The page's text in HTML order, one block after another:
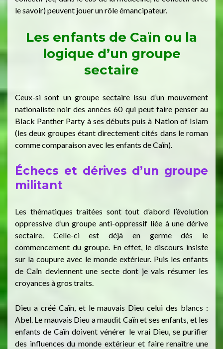
le savoir) peuvent jouer un rôle émancipateur.
Les enfants de Caïn ou la
logique d’un groupe
sectaire
Ceux-si sont un groupe sectaire issu d’un mouvement
nationaliste noir des années 60 qui peut faire penser au
Black Panther Party à ses débuts puis à Nation of Islam
(les deux groupes étant directement cités dans le roman
comme comparaison avec les enfants de Caïn).
Échecs et dérives d’un groupe
militant
Les thématiques traitées sont tout d’abord l’évolution
oppressive d’un groupe anti-oppressif liée à une dérive
sectaire. Celle-ci est déjà en germe dès le
commencement du groupe. En effet, le discours insiste
sur la coupure avec le monde extérieur. Puis les enfants
de Caïn deviennent une secte dont je vais résumer les
croyances à gros traits.
Dieu a créé Caïn, et le mauvais Dieu celui des blancs :
Abel. Le mauvais Dieu a maudit Caïn et ses enfants, et les
enfants de Caïn doivent vénérer le vrai Dieu, se purifier
des influences du monde extérieur et faire renaître une